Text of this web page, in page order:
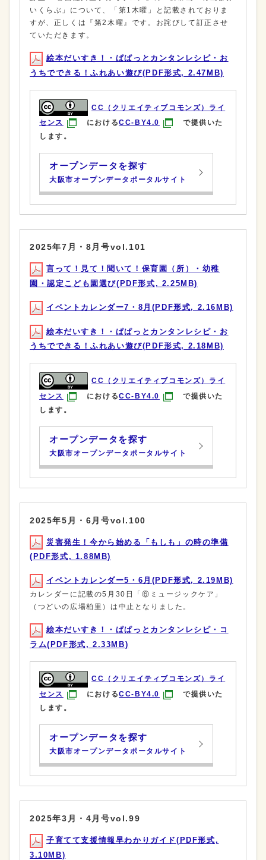
いくらぶ」について、「第1木曜」と記載されておりま
すが、正しくは『第2木曜』です。お詫びして訂正させ
ていただきます。
絵本だいすき！・ぱぱっとカンタンレシピ・お
うちでできる！ふれあい遊び(PDF形式, 2.47MB)
CC（クリエイティブコモンズ）ライ
センス
におけるCC-BY4.0
で提供いた
します。
オープンデータを探す
大阪市オープンデータポータルサイト
2025年7月・8月号vol.101
言って！見て！聞いて！保育園（所）・幼稚
園・認定こども園選び(PDF形式, 2.25MB)
イベントカレンダー7・8月(PDF形式, 2.16MB)
絵本だいすき！・ぱぱっとカンタンレシピ・お
うちでできる！ふれあい遊び(PDF形式, 2.18MB)
CC（クリエイティブコモンズ）ライ
センス
におけるCC-BY4.0
で提供いた
します。
オープンデータを探す
大阪市オープンデータポータルサイト
2025年5月・6月号vol.100
災害発生！今から始める「もしも」の時の準備
(PDF形式, 1.88MB)
イベントカレンダー5・6月(PDF形式, 2.19MB)
カレンダーに記載の5月30日「⑥ミュージックケア」
（つどいの広場柏里）は中止となりました。
絵本だいすき！・ぱぱっとカンタンレシピ・コ
ラム(PDF形式, 2.33MB)
CC（クリエイティブコモンズ）ライ
センス
におけるCC-BY4.0
で提供いた
します。
オープンデータを探す
大阪市オープンデータポータルサイト
2025年3月・4月号vol.99
子育てて支援情報早わかりガイド(PDF形式,
3.10MB)